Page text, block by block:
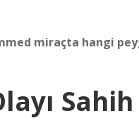
miraçta hangi